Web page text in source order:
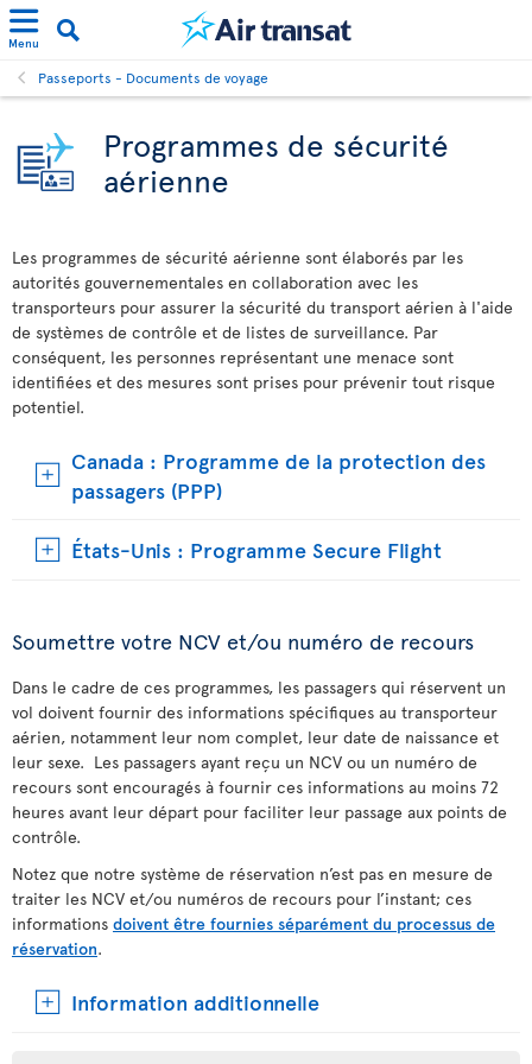
Menu
Passeports - Documents de voyage
Programmes de sécurité
aérienne
Les programmes de sécurité aérienne sont élaborés par les
autorités gouvernementales en collaboration avec les
transporteurs pour assurer la sécurité du transport aérien à l'aide
de systèmes de contrôle et de listes de surveillance. Par
conséquent, les personnes représentant une menace sont
identifiées et des mesures sont prises pour prévenir tout risque
potentiel.
Canada : Programme de la protection des
passagers (PPP)
États-Unis : Programme Secure Flight
Soumettre votre NCV et/ou numéro de recours
Dans le cadre de ces programmes, les passagers qui réservent un
vol doivent fournir des informations spécifiques au transporteur
aérien, notamment leur nom complet, leur date de naissance et
leur sexe. Les passagers ayant reçu un NCV ou un numéro de
recours sont encouragés à fournir ces informations au moins 72
heures avant leur départ pour faciliter leur passage aux points de
contrôle.
Notez que notre système de réservation n’est pas en mesure de
traiter les NCV et/ou numéros de recours pour l’instant; ces
informations doivent être fournies séparément du processus de
réservation.
Information additionnelle